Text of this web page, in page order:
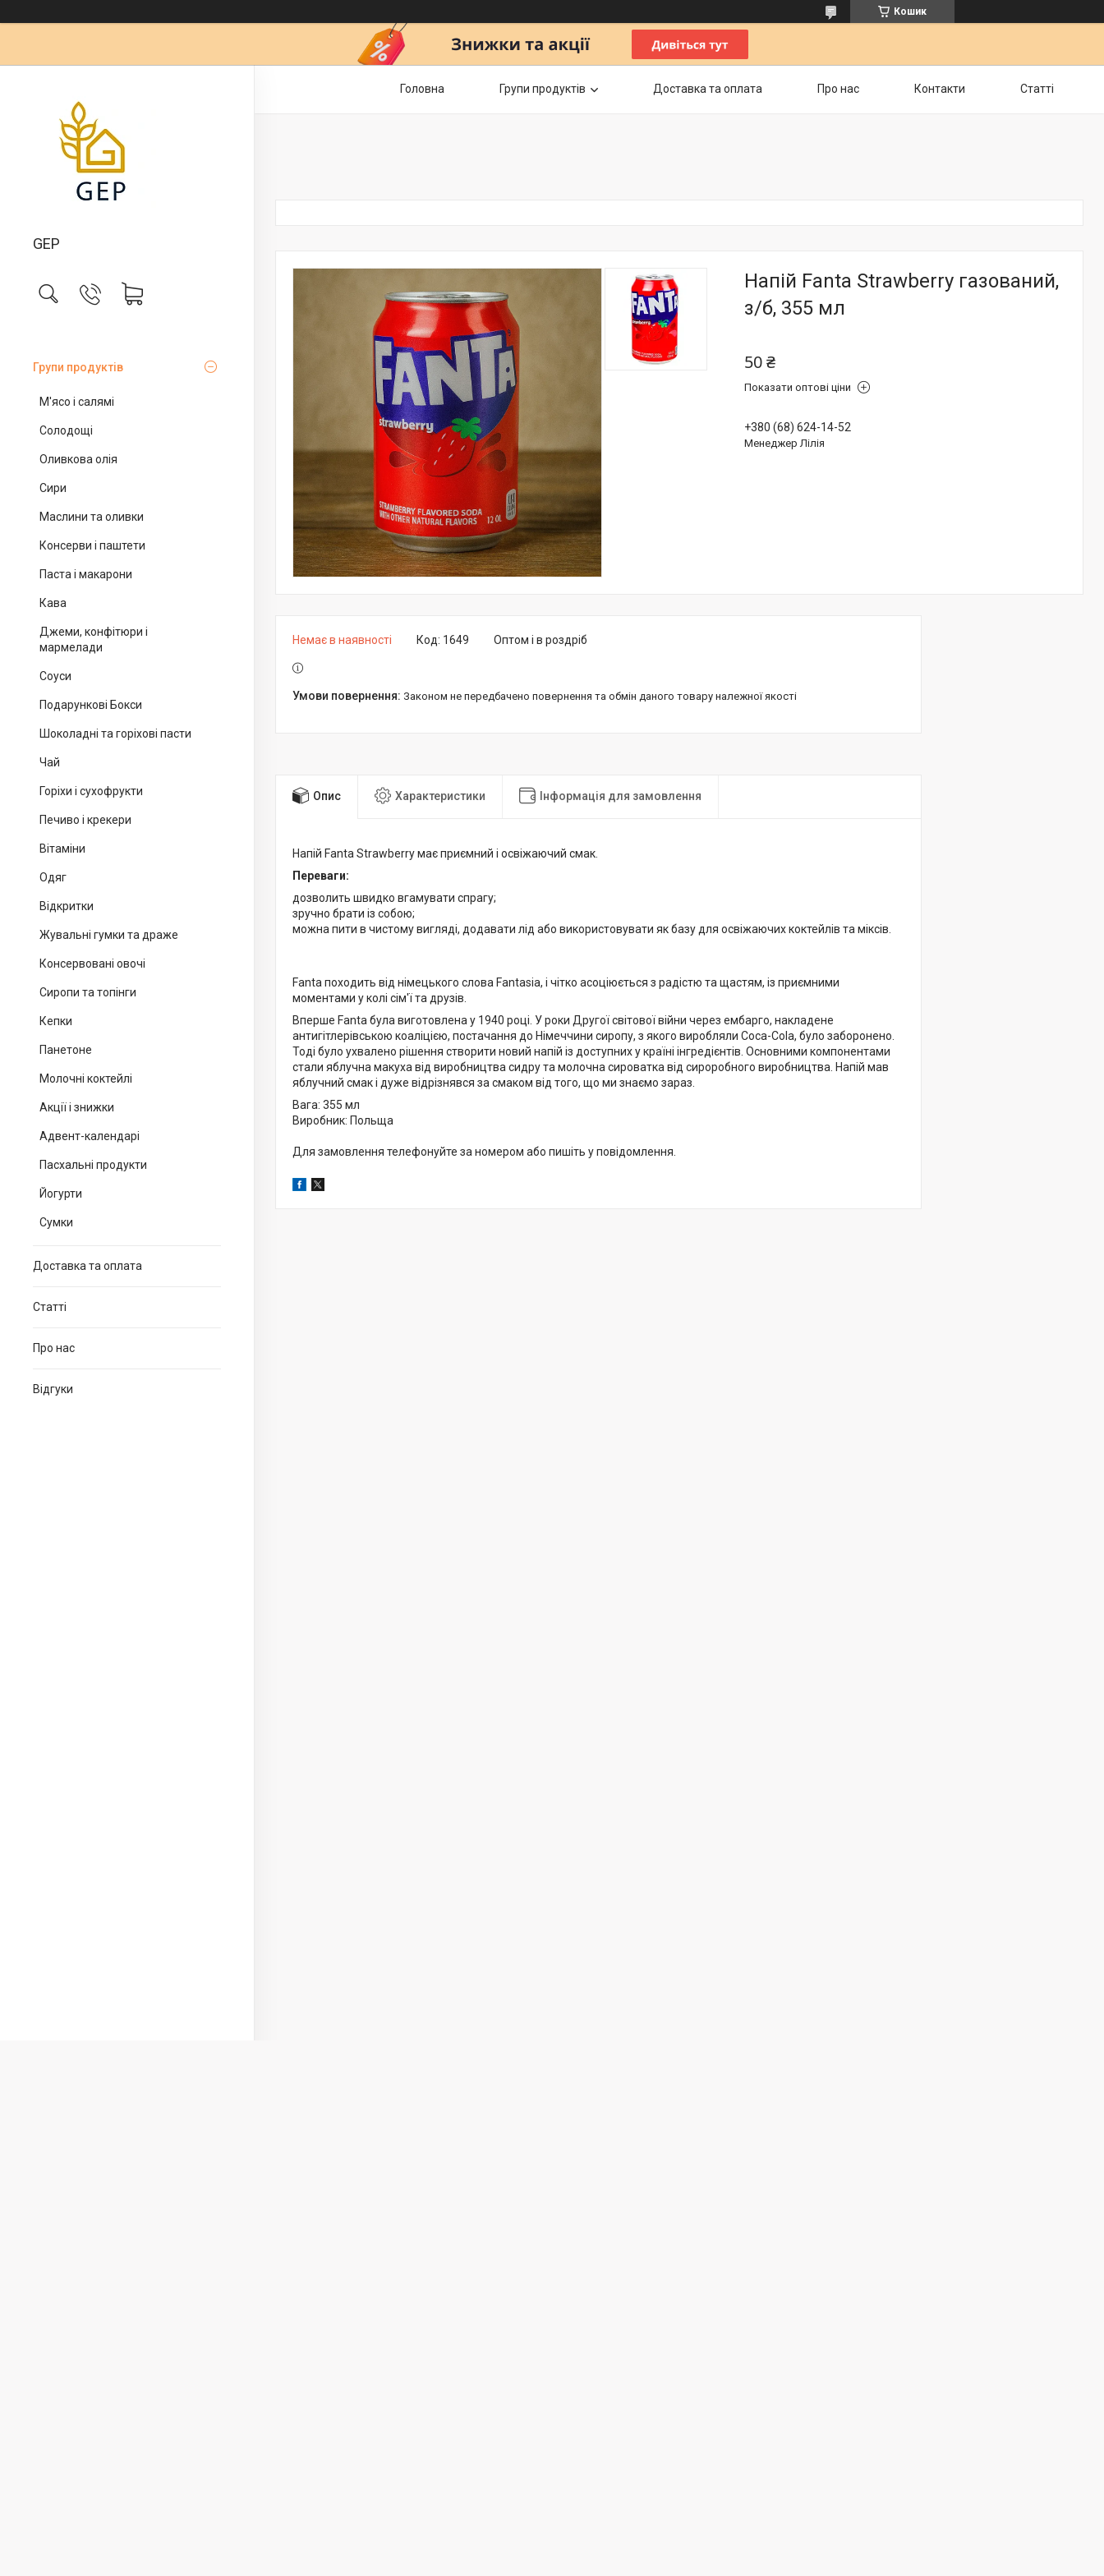
Кошик
GEP
Групи продуктів
М'ясо і салямі
Солодощі
Оливкова олія
Сири
Маслини та оливки
Консерви і паштети
Паста і макарони
Кава
Джеми, конфітюри і
мармелади
Соуси
Подарункові Бокси
Шоколадні та горіхові пасти
Чай
Горіхи і сухофрукти
Печиво і крекери
Вітаміни
Одяг
Відкритки
Жувальні гумки та драже
Консервовані овочі
Сиропи та топінги
Кепки
Панетоне
Молочні коктейлі
Акції і знижки
Адвент-календарі
Пасхальні продукти
Йогурти
Сумки
Доставка та оплата
Статті
Про нас
Відгуки
Головна Групи продуктів Доставка та оплата Про нас Контакти Статті
Напій Fanta Strawberry газований,
з/б, 355 мл
50 ₴
Показати оптові ціни
+380 (68) 624-14-52
Менеджер Лілія
Немає в наявності Оптом і в роздріб
Код: 1649
Законом не передбачено повернення та обмін даного товару належної якості
Опис Характеристики Інформація для замовлення
Напій Fanta Strawberry має приємний і освіжаючий смак.
Переваги:
дозволить швидко вгамувати спрагу;
зручно брати із собою;
можна пити в чистому вигляді, додавати лід або використовувати як базу для освіжаючих коктейлів та міксів.
Fanta походить від німецького слова Fantasia, і чітко асоціюється з радістю та щастям, із приємними
моментами у колі сім'ї та друзів.
Вперше Fanta була виготовлена ​​у 1940 році. У роки Другої світової війни через ембарго, накладене
антигітлерівською коаліцією, постачання до Німеччини сиропу, з якого виробляли Coca-Cola, було заборонено.
Тоді було ухвалено рішення створити новий напій із доступних у країні інгредієнтів. Основними компонентами
стали яблучна макуха від виробництва сидру та молочна сироватка від сироробного виробництва. Напій мав
яблучний смак і дуже відрізнявся за смаком від того, що ми знаємо зараз.
Вага: 355 мл
Виробник: Польща
Для замовлення телефонуйте за номером або пишіть у повідомлення.